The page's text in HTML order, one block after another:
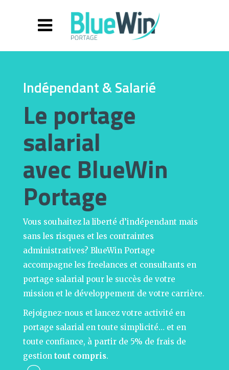
Indépendant & Salarié
Le portage
salarial
avec BlueWin
Portage
Vous souhaitez la liberté d’indépendant mais
sans les risques et les contraintes
administratives? BlueWin Portage
accompagne les freelances et consultants en
portage salarial pour le succès de votre
mission et le développement de votre carrière.
Rejoignez-nous et lancez votre activité en
portage salarial en toute simplicité… et en
toute confiance, à partir de 5% de frais de
gestion tout compris.